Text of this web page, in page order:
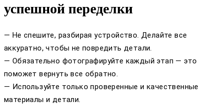
успешной переделки
— Не спешите, разбирая устройство. Делайте все
аккуратно, чтобы не повредить детали.
— Обязательно фотографируйте каждый этап — это
поможет вернуть все обратно.
— Используйте только проверенные и качественные
материалы и детали.